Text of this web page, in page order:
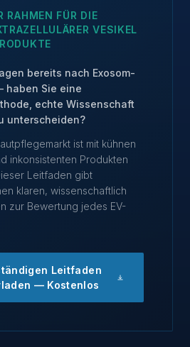
RAHMEN FÜR DIE
VESIKEL
bereits nach Exosom-
haben Sie eine
echte Wissenschaft
unterscheiden?
ist mit kühnen
inkonsistenten Produkten
Leitfaden gibt
klaren, wissenschaftlich
zur Bewertung jedes EV-
Leitfaden
— Kostenlos